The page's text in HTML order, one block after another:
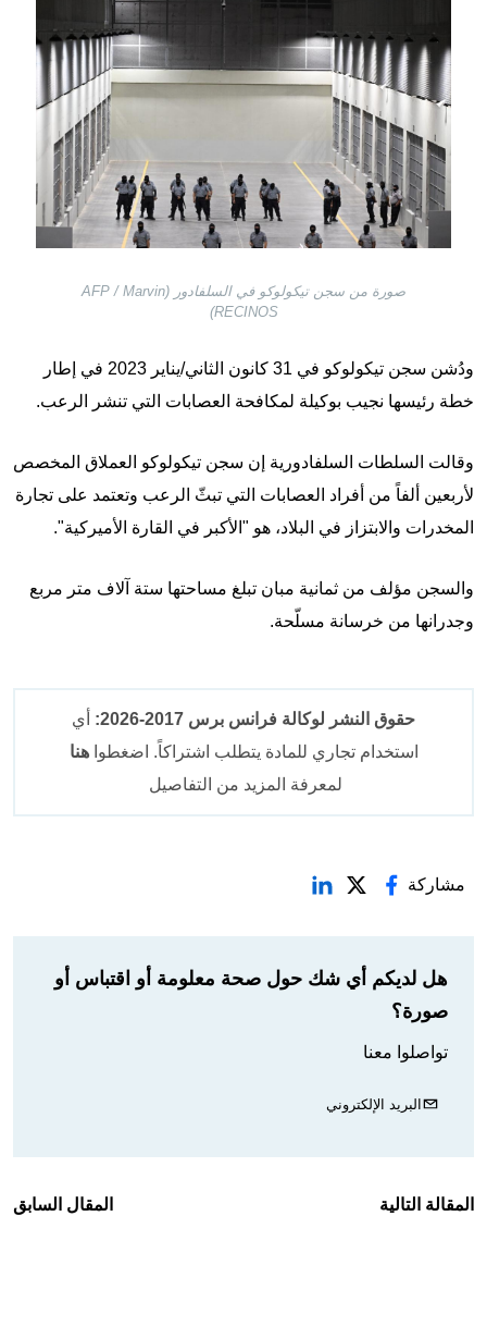
صورة من سجن تيكولوكو في السلفادور (AFP / Marvin
RECINOS)
ودُشن سجن تيكولوكو في 31 كانون الثاني/يناير 2023 في إطار
خطة رئيسها نجيب بوكيلة لمكافحة العصابات التي تنشر الرعب.
وقالت السلطات السلفادورية إن سجن تيكولوكو العملاق المخصص
لأربعين ألفاً من أفراد العصابات التي تبثّ الرعب وتعتمد على تجارة
المخدرات والابتزاز في البلاد، هو "الأكبر في القارة الأميركية".
والسجن مؤلف من ثمانية مبان تبلغ مساحتها ستة آلاف متر مربع
وجدرانها من خرسانة مسلّحة.
حقوق النشر لوكالة فرانس برس 2017-2026:
أي
استخدام تجاري للمادة يتطلب اشتراكاً. اضغطواهنا
لمعرفة المزيد من التفاصيل
مشاركة
هل لديكم أي شك حول صحة معلومة أو اقتباس أو
صورة؟
تواصلوا معنا
البريد الإلكتروني
المقالة التالية المقال السابق